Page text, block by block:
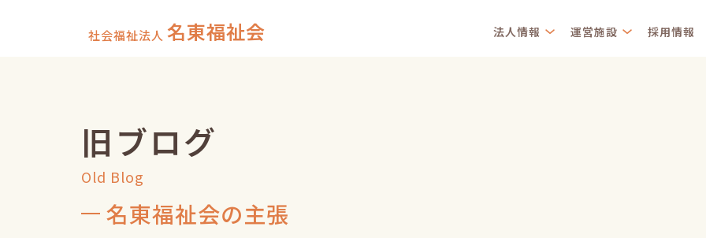
社会福祉法人 名東福祉会 法人情報 運営施設 採用情報
旧ブログ
Old Blog
名東福祉会の主張